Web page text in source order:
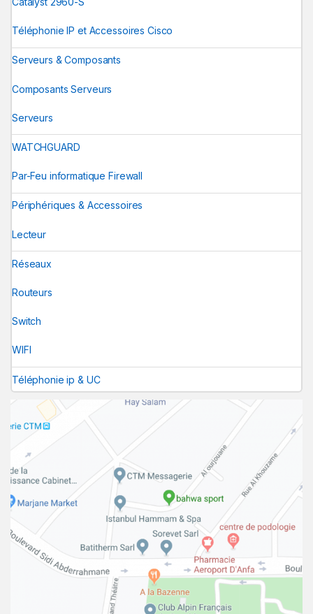
Téléphonie IP et Accessoires Cisco
Serveurs & Composants
Composants Serveurs
Serveurs
WATCHGUARD
Par-Feu informatique Firewall
Périphériques & Accessoires
Lecteur
Réseaux
Routeurs
Switch
WIFI
Téléphonie ip & UC